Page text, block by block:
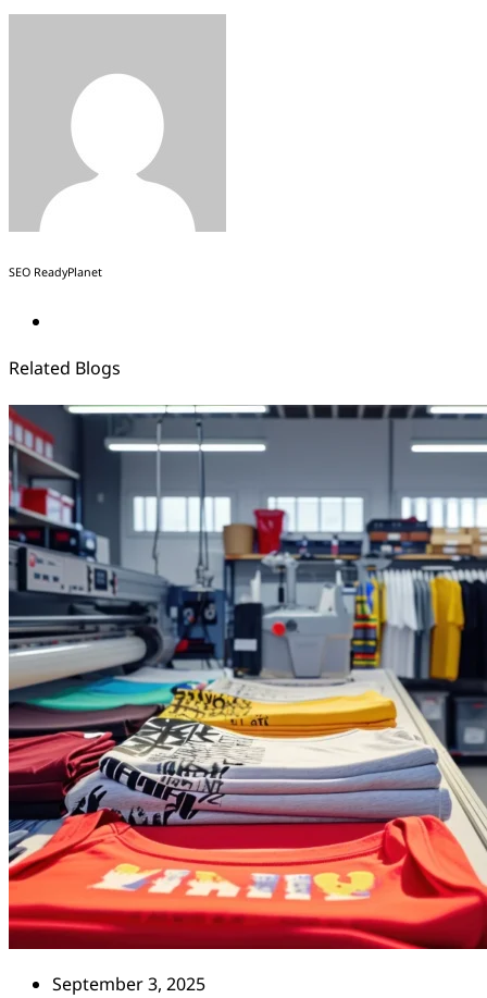
SEO ReadyPlanet
Related Blogs
September 3, 2025